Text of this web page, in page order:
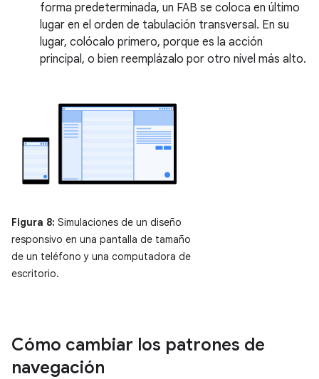
forma predeterminada, un FAB se coloca en último
lugar en el orden de tabulación transversal. En su
lugar, colócalo primero, porque es la acción
principal, o bien reemplázalo por otro nivel más alto.
Figura 8: Simulaciones de un diseño
responsivo en una pantalla de tamaño
de un teléfono y una computadora de
escritorio.
Cómo cambiar los patrones de
navegación